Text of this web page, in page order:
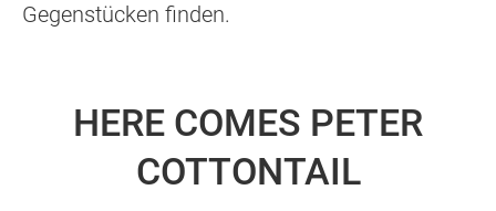
Gegenstücken finden.
HERE COMES PETER
COTTONTAIL